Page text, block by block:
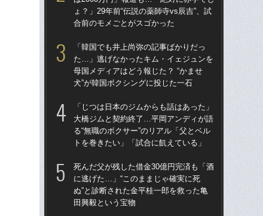
ょ？」29年前“伝説の薬師寺vs辰吉”、試
合前のモメごとがスゴかった
「韓国でも井上尚弥の記事ばかりだっ
た…」逃げなかったキム・イェジュンを
母国メディアはどう報じた？ “かませ
犬”が韓国ボクシングに投じた一石
「じつは日本のジムからも話はあった」
大橋ジムと契約終了…平岡アンディが語
る“無職のボクサー”のリアル「父とベル
トを巻きたい」「試合に飢えている」
死んだ父が残した借金30億円完済も「酒
に逃げた…」“このままじゃ確実に死
ぬ”と診断された金平桂一郎を救った亀
田興毅という宝物